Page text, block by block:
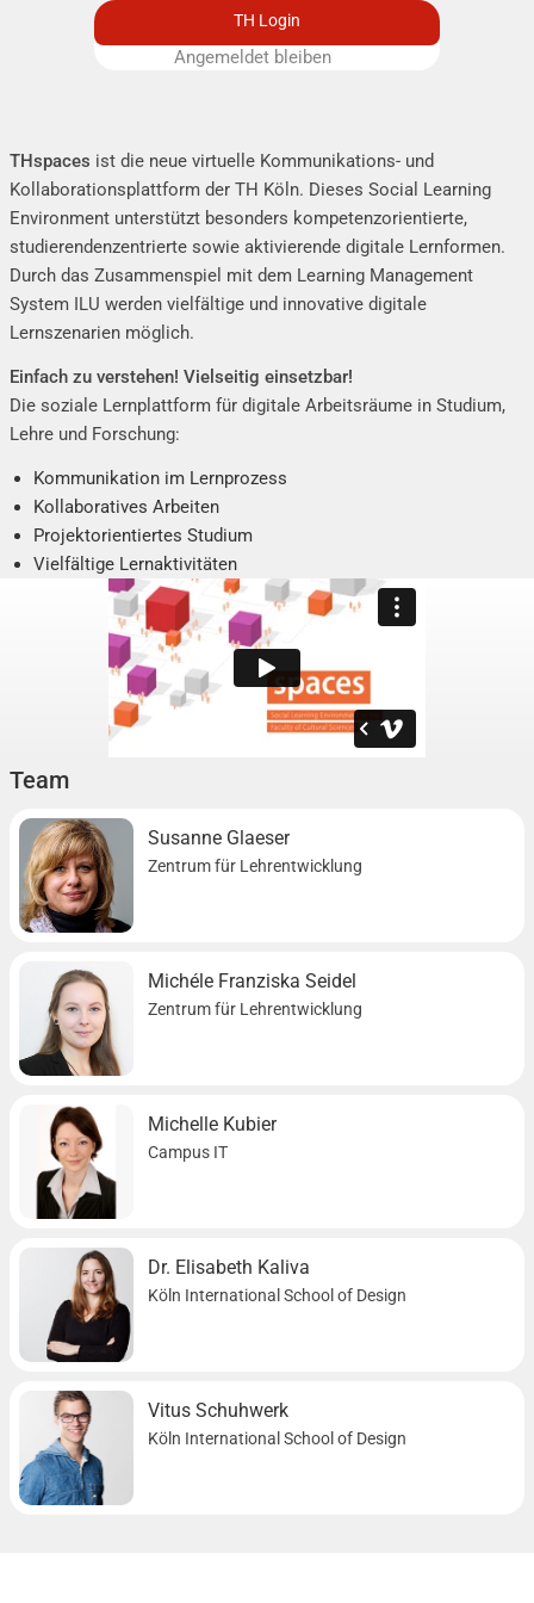
THspaces ist die neue virtuelle Kommunikations- und
Kollaborationsplattform der TH Köln. Dieses Social Learning
Environment unterstützt besonders kompetenzorientierte,
studierendenzentrierte sowie aktivierende digitale Lernformen.
Durch das Zusammenspiel mit dem Learning Management
System ILU werden vielfältige und innovative digitale
Lernszenarien möglich.
Einfach zu verstehen! Vielseitig einsetzbar!
Die soziale Lernplattform für digitale Arbeitsräume in Studium,
Lehre und Forschung:
Kommunikation im Lernprozess
Kollaboratives Arbeiten
Projektorientiertes Studium
Vielfältige Lernaktivitäten
Vernetzung mit Akteuren an der Hochschule
Präsentation von Ergebnissen
TH Login
Angemeldet bleiben
Team
Susanne Glaeser
Zentrum für Lehrentwicklung
Michéle Franziska Seidel
Zentrum für Lehrentwicklung
Michelle Kubier
Campus IT
Dr. Elisabeth Kaliva
Köln International School of Design
Vitus Schuhwerk
Köln International School of Design